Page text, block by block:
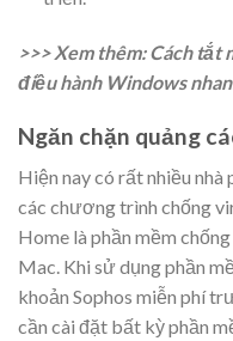
>>> Xem thêm: Cách tắt
điều hành Windows
Ngăn chặn quảng
Hiện nay có rất nhiều nhà
các chương trình chống
Home là phần mềm
Mac. Khi sử dụng phần
khoản Sophos miễn phí
cần cài đặt bất kỳ phần